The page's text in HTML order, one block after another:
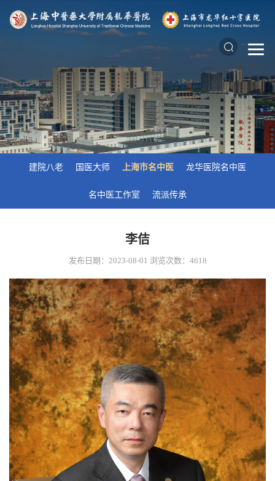
建院八老 国医大师 上海市名中医 龙华医院名中医
名中医工作室 流派传承
李佶
发布日期：2023-08-01 浏览次数： 4618